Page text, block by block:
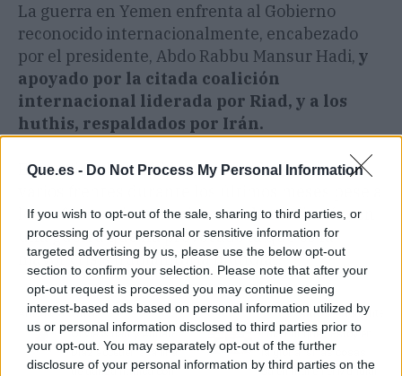
Que.es - Do Not Process My Personal Information
If you wish to opt-out of the sale, sharing to third parties, or
processing of your personal or sensitive information for
targeted advertising by us, please use the below opt-out
section to confirm your selection. Please note that after your
opt-out request is processed you may continue seeing
interest-based ads based on personal information utilized by
us or personal information disclosed to third parties prior to
your opt-out. You may separately opt-out of the further
disclosure of your personal information by third parties on the
La guerra en Yemen enfrenta al Gobierno
reconocido internacionalmente, encabezado
por el presidente, Abdo Rabbu Mansur Hadi, y
apoyado por la citada coalición
internacional liderada por Riad, y a los
huthis, respaldados por Irán.
El conflicto ha sufrido un recrudecimiento en
los esfuerzos internacionales de mediación, en
una guerra que ha provocado la que es la
mayor crisis humanitaria mundial.
Artículo anterior
Olivia Smart y Adrián
Díaz acceden a la final
de danza rítmica con
Artículo siguiente
Luis Enrique: "Estoy en
la gloria, si las cosas
salen mal en el Mundial